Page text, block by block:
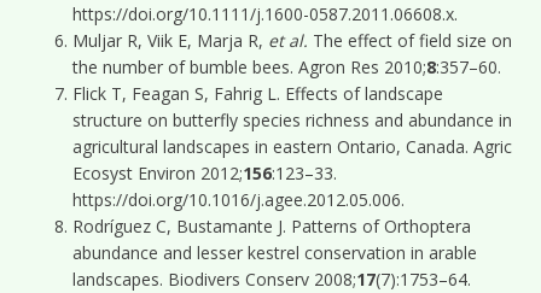
https://doi.org/10.1111/j.1600-0587.2011.06608.x.
Muljar R, Viik E, Marja R, et al. The effect of field size on
the number of bumble bees. Agron Res 2010;8:357–60.
Flick T, Feagan S, Fahrig L. Effects of landscape
structure on butterfly species richness and abundance in
agricultural landscapes in eastern Ontario, Canada. Agric
Ecosyst Environ 2012;156:123–33.
https://doi.org/10.1016/j.agee.2012.05.006.
Rodríguez C, Bustamante J. Patterns of Orthoptera
abundance and lesser kestrel conservation in arable
landscapes. Biodivers Conserv 2008;17(7):1753–64.